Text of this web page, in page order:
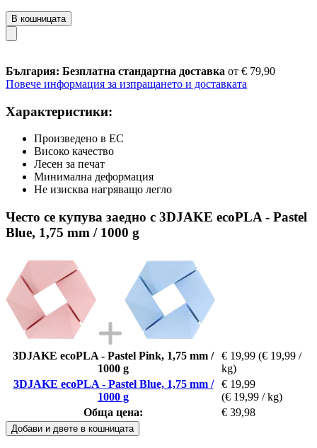
В кошницата
България: Безплатна стандартна доставка от € 79,90
Повече информация за изпращането и доставката
Характеристики:
Произведено в ЕС
Високо качество
Лесен за печат
Минимална деформация
Не изисква нагряващо легло
Често се купува заедно с 3DJAKE ecoPLA - Pastel
Blue, 1,75 mm / 1000 g
3DJAKE ecoPLA - Pastel Pink, 1,75 mm /
1000 g
€ 19,99 (€ 19,99 /
kg)
3DJAKE ecoPLA - Pastel Blue, 1,75 mm /
1000 g
€ 19,99
(€ 19,99 / kg)
Обща цена:
€ 39,98
Добави и двете в кошницата